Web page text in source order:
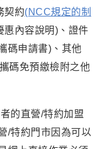
契約(NCC規定的制
惠內容說明)、證件
碼申請書)、其他
碼免預繳檢附之他
的直營/特約加盟
/特約門市因為可以